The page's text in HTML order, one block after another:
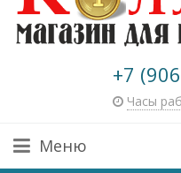
+7
Часы
Меню